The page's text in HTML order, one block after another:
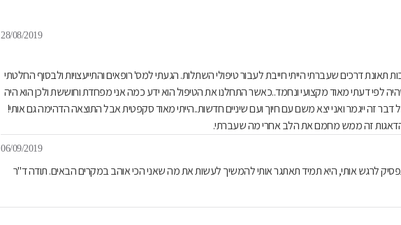
28/08/2019
תאונת דרכים שעברתי הייתי חייבת לעבור טיפולי השתלות. הגעתי למס' רופאים והתייעצויות ולבסוף החלטתי
לפי דעתי מאוד מקצועי ונחמד..כאשר התחלנו את הטיפול הוא ידע כמה אני מפחדת וחוששת ולכן הוא היה
דבר זה ייגמר ואני יצא משם עם חיוך ועם שיניים חדשות..הייתי מאוד סקפטית אבל התוצאה הדהימה גם אותי!
זה ממש מחמם את הלב אחרי מה שעברתי.
06/09/2019
לרגש אותי, היא תמיד תאתגר אותי להמשיך לעשות את מה שאני הכי אוהב במקרים הבאים. תודה ד"ר